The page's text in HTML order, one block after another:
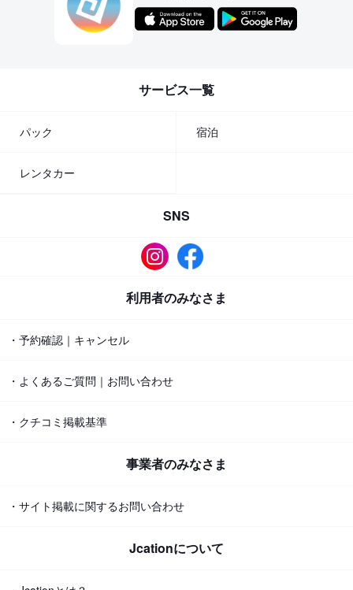
サービス一覧
パック 宿泊
レンタカー
SNS
利用者のみなさま
・予約確認｜キャンセル
・よくあるご質問｜お問い合わせ
・クチコミ掲載基準
事業者のみなさま
・サイト掲載に関するお問い合わせ
Jcationについて